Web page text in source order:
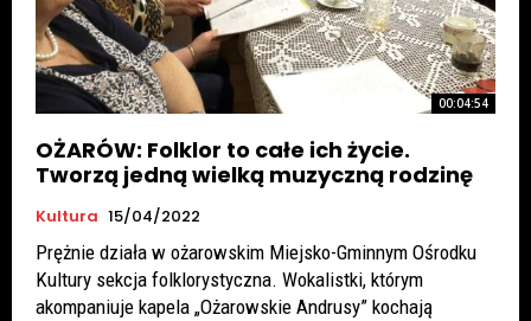
00:04:54
OŻARÓW: Folklor to całe ich życie.
Tworzą jedną wielką muzyczną rodzinę
Kultura 15/04/2022
Prężnie działa w ożarowskim Miejsko-Gminnym Ośrodku
Kultury sekcja folklorystyczna. Wokalistki, którym
akompaniuje kapela „Ożarowskie Andrusy” kochają